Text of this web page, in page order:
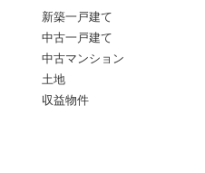
新築一戸建て
中古一戸建て
中古マンション
土地
収益物件